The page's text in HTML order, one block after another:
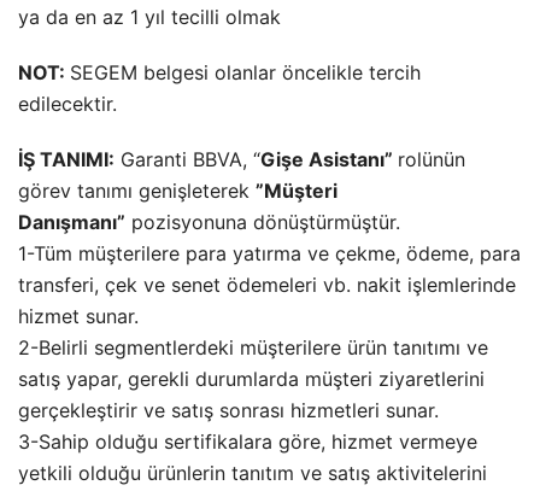
ya da en az 1 yıl tecilli olmak
NOT: SEGEM belgesi olanlar öncelikle tercih
edilecektir.
İŞ TANIMI: Garanti BBVA, “Gişe Asistanı” rolünün
görev tanımı genişleterek ”Müşteri
Danışmanı” pozisyonuna dönüştürmüştür.
1-Tüm müşterilere para yatırma ve çekme, ödeme, para
transferi, çek ve senet ödemeleri vb. nakit işlemlerinde
hizmet sunar.
2-Belirli segmentlerdeki müşterilere ürün tanıtımı ve
satış yapar, gerekli durumlarda müşteri ziyaretlerini
gerçekleştirir ve satış sonrası hizmetleri sunar.
3-Sahip olduğu sertifikalara göre, hizmet vermeye
yetkili olduğu ürünlerin tanıtım ve satış aktivitelerini